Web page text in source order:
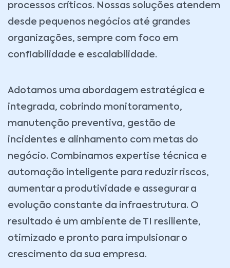
processos críticos. Nossas soluções atendem
desde pequenos negócios até grandes
organizações, sempre com foco em
confiabilidade e escalabilidade.
Adotamos uma abordagem estratégica e
integrada, cobrindo monitoramento,
manutenção preventiva, gestão de
incidentes e alinhamento com metas do
negócio. Combinamos expertise técnica e
automação inteligente para reduzir riscos,
aumentar a produtividade e assegurar a
evolução constante da infraestrutura. O
resultado é um ambiente de TI resiliente,
otimizado e pronto para impulsionar o
crescimento da sua empresa.